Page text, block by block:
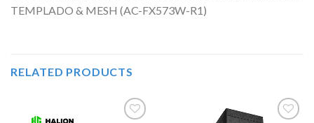
TEMPLADO & MESH (AC-FX573W-R1)
RELATED PRODUCTS